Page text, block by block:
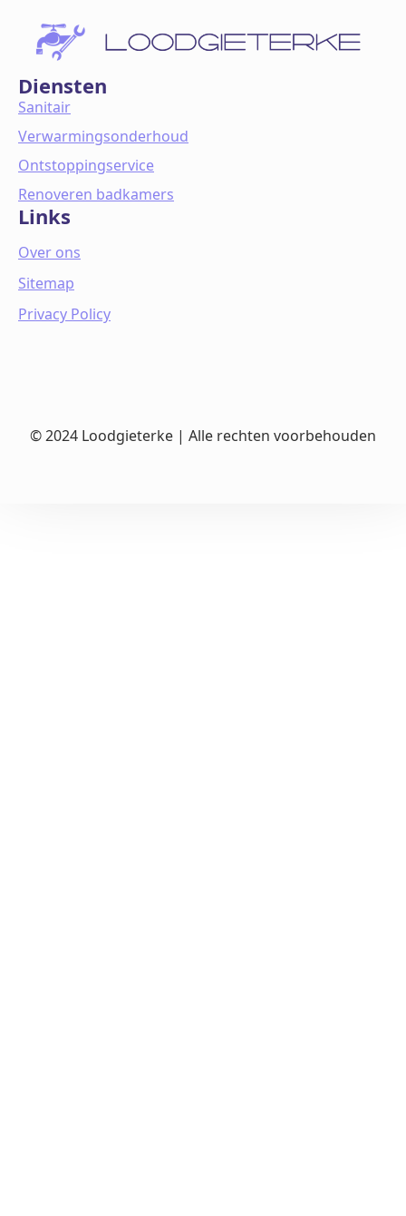
Diensten
Sanitair
Verwarmingsonderhoud
Ontstoppingservice
Renoveren badkamers
Links
Over ons
Sitemap
Privacy Policy
© 2024 Loodgieterke | Alle rechten voorbehouden